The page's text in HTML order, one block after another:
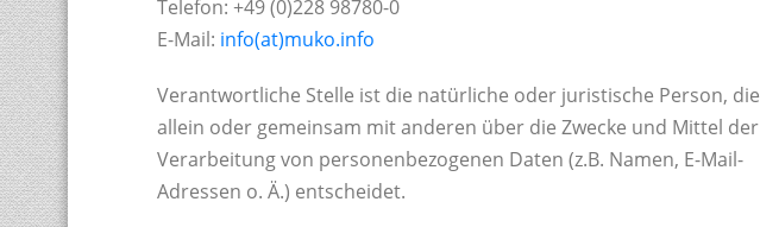
Telefon: +49 (0)228 98780-0
E-Mail: info(at)muko.info
Verantwortliche Stelle ist die natürliche oder juristische Person, die
allein oder gemeinsam mit anderen über die Zwecke und Mittel der
Verarbeitung von personenbezogenen Daten (z.B. Namen, E-Mail-
Adressen o. Ä.) entscheidet.